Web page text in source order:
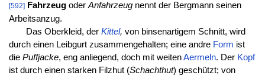
[592] FahrzeugoderAnfahrzeugnennt der Bergmann seinen
Arbeitsanzug.
Das Oberkleid, der Kittel, von binsenartigem Schnitt, wird
durch einen Leibgurt zusammengehalten; eine andre Form ist
die Puffjacke, eng anliegend, doch mit weitenAermeln. Der Kopf
ist durch einen starken Filzhut (Schachthut) geschützt; von